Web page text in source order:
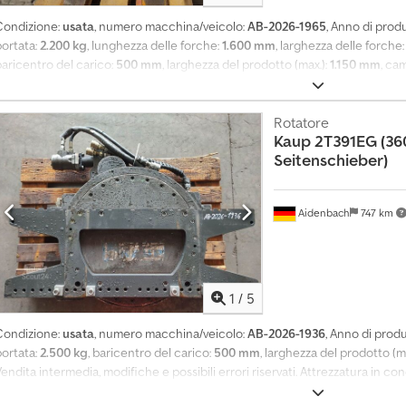
usata, numero macchina/veicolo:AB-2026-1965, Anno di
2.200 kg, lunghezza delle forche:1.600 mm, larghezza delle forche:
del carico: 500 mm, larghezza del prodotto (max.):1.150 mm,
ed eventuali errori riservati. Attrezzatura ausiliaria nello stato
M)). Cedpfx Aoy Tgzbohuoha
1 / 5
Aidenbach 747 km
Rotatore
Kaup2T391EG
Seitenschieber)
usata, numero macchina/veicolo:AB-2026-1936, Anno di
2.500 kg, baricentro del carico: 500 mm, larghezza del prodotto
intermedia, modifiche e possibili errori riservati. Attrezzatura in